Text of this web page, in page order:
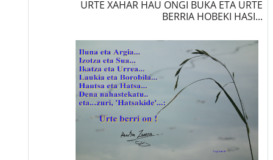
URTE XAHAR HAU ONGI BUKA ETA URTE
BERRIA HOBEKI HASI...